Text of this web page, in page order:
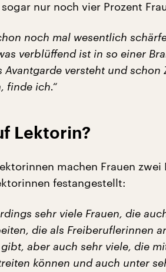
nur noch vier Prozent
noch mal wesentlich
verblüffend ist in so einer
Avantgarde versteht und
finde ich.“
Lektorin?
machen Frauen
festangestellt:
sehr viele Frauen, die
die als Freiberuflerinnen
aber auch sehr viele, die
können und auch unter